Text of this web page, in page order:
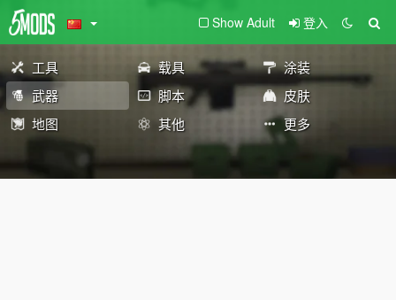
Show Adult 登入
工具 载具
涂装
武器
脚本
皮肤
地图
其他 更多